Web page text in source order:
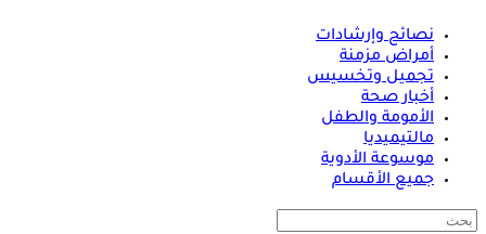
نصائح وإرشادات
أمراض مزمنة
تجميل وتخسيس
أخبار صحة
الأمومة والطفل
مالتيميديا
موسوعة الأدوية
جميع الأقسام